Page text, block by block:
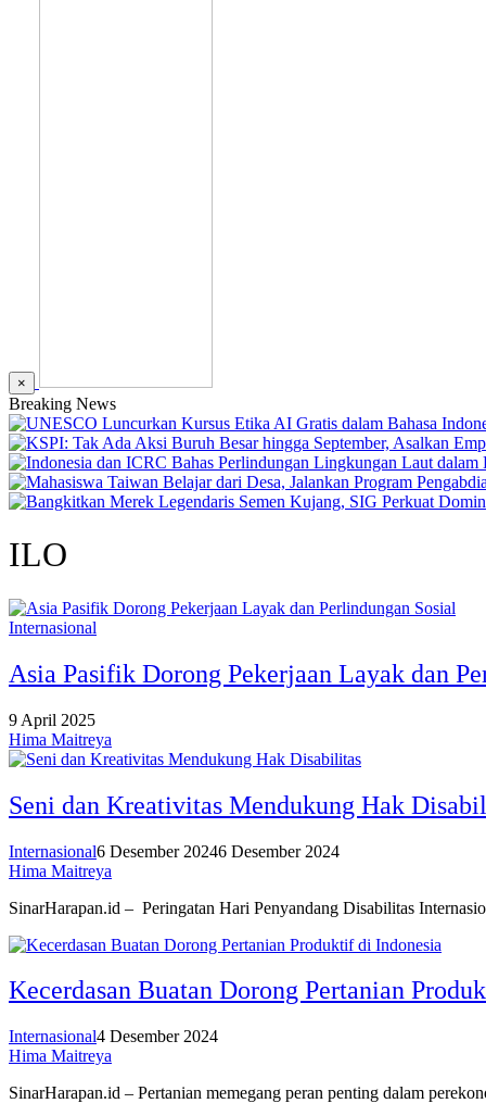
×
Breaking News
ILO
Internasional
Asia Pasifik Dorong Pekerjaan Layak dan
9 April 2025
Hima Maitreya
Seni dan Kreativitas Mendukung Hak
Internasional6 Desember 20246 Desember 2024
Hima Maitreya
SinarHarapan.id – Peringatan Hari Penyandang Disabilitas
Kecerdasan Buatan Dorong Pertanian
Internasional4 Desember 2024
Hima Maitreya
SinarHarapan.id – Pertanian memegang peran penting dalam